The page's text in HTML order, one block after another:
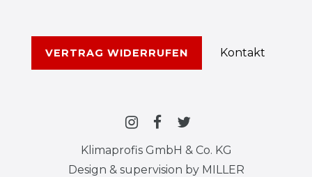
VERTRAG WIDERRUFEN Kontakt
Klimaprofis GmbH & Co. KG
Design & supervision by MILLER